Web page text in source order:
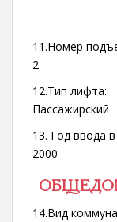
11.Номер
2
12.Тип лифта:
Пассажирский
13. Год ввода
2000
14.Вид